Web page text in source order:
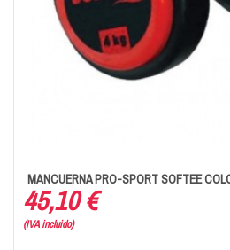
MANCUERNA PRO-SPORT SOFTEE
45,10 €
(IVA incluido)